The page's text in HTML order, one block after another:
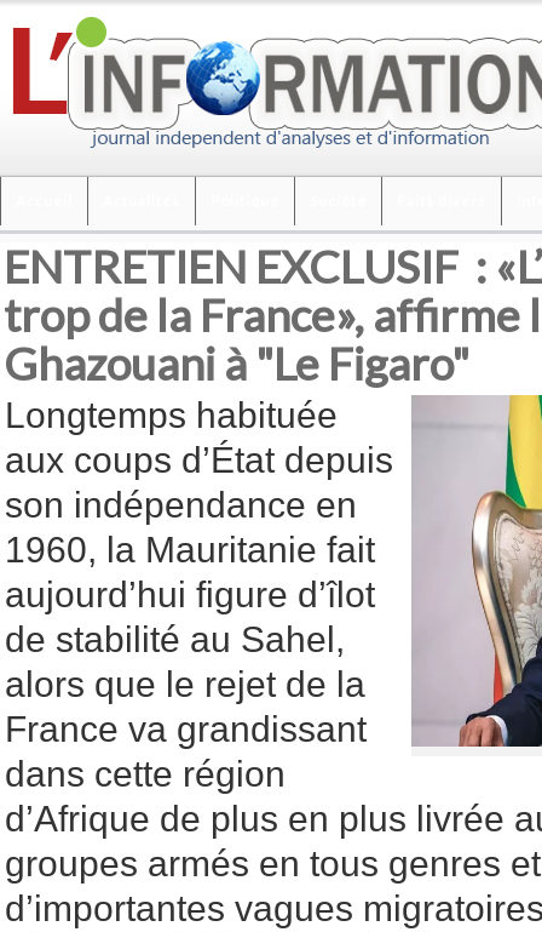
ENTRETIEN EXCLUSIF :
trop de la France», affirme
Ghazouani à "Le Figaro"
Longtemps habituée
aux coups d’État depuis
son indépendance en
1960, la Mauritanie fait
aujourd’hui figure d’îlot
de stabilité au Sahel,
alors que le rejet de la
France va grandissant
dans cette région
d’Afrique de plus en plus livrée
groupes armés en tous genres
d’importantes vagues